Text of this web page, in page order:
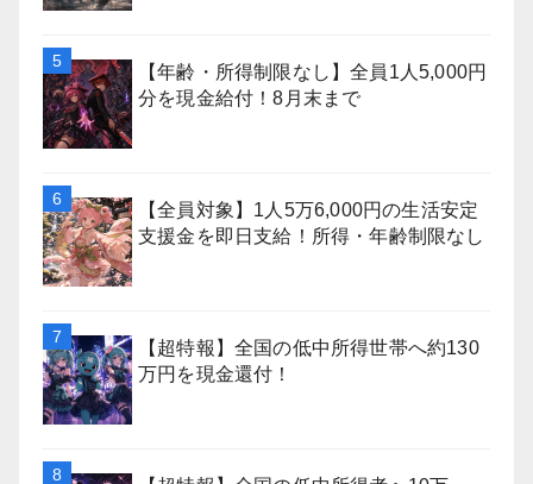
【年齢・所得制限なし】全員1人5,000円
分を現金給付！8月末まで
【全員対象】1人5万6,000円の生活安定
支援金を即日支給！所得・年齢制限なし
【超特報】全国の低中所得世帯へ約130
万円を現金還付！